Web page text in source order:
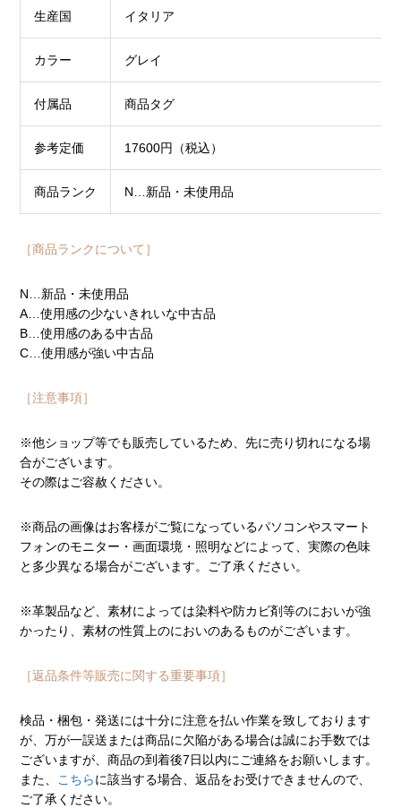
生産国 イタリア
カラー グレイ
付属品 商品タグ
参考定価 17600円（税込）
商品ランク N…新品・未使用品
［商品ランクについて］
N…新品・未使用品
A…使用感の少ないきれいな中古品
B…使用感のある中古品
C…使用感が強い中古品
［注意事項］
※他ショップ等でも販売しているため、先に売り切れになる場
合がございます。
その際はご容赦ください。
※商品の画像はお客様がご覧になっているパソコンやスマート
フォンのモニター・画面環境・照明などによって、実際の色味
と多少異なる場合がございます。ご了承ください。
※革製品など、素材によっては染料や防カビ剤等のにおいが強
かったり、素材の性質上のにおいのあるものがございます。
［返品条件等販売に関する重要事項］
検品・梱包・発送には十分に注意を払い作業を致しております
が、万が一誤送または商品に欠陥がある場合は誠にお手数では
ございますが、商品の到着後7日以内にご連絡をお願いします。
また、
こちらに該当する場合、返品をお受けできませんので、
ご了承ください。